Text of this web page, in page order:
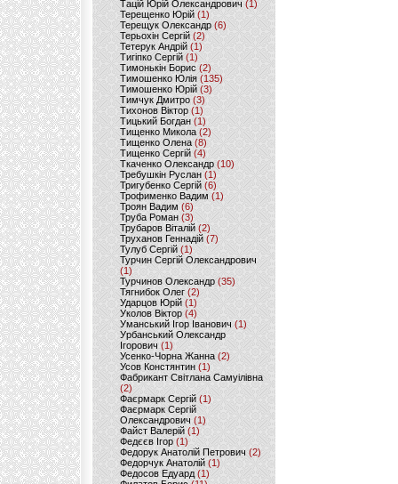
Тацій Юрій Олександрович(1)
Терещенко Юрій(1)
Терещук Олександр(6)
Терьохін Сергій (2)
Тетерук Андрій (1)
Тигіпко Сергій(1)
Тимонькін Борис (2)
Тимошенко Юлія (135)
Тимошенко Юрій(3)
Тимчук Дмитро (3)
Тихонов Віктор (1)
Тицький Богдан (1)
Тищенко Микола (2)
Тищенко Олена (8)
Тищенко Сергій (4)
Ткаченко Олександр (10)
Требушкін Руслан (1)
Тригубенко Сергій(6)
Трофименко Вадим (1)
Троян Вадим (6)
Труба Роман(3)
Трубаров Віталій (2)
Труханов Геннадій (7)
Тулуб Сергій(1)
Турчин Сергій Олександрович
(1)
Турчинов Олександр(35)
Тягнибок Олег (2)
Ударцов Юрій (1)
Уколов Віктор(4)
Уманський Ігор Іванович(1)
Урбанський Олександр
Ігорович (1)
Усенко-Чорна Жанна (2)
Усов Констянтин(1)
Фабрикант Світлана Самуілівна
(2)
Фаєрмарк Сергій(1)
Фаєрмарк Сергій
Олександрович (1)
Файст Валерій(1)
Федєєв Ігор (1)
Федорук Анатолій Петрович (2)
Федорчук Анатолій (1)
Федосов Едуард (1)